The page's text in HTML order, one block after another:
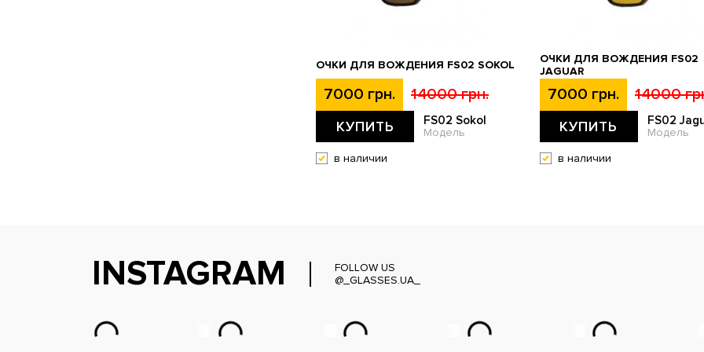
ОЧКИ ДЛЯ ВОЖДЕНИЯ FS02 SOKOL
7000 грн. 14000 грн.
КУПИТЬ FS02 Sokol
Модель
в наличии
ОЧКИ ДЛЯ ВОЖДЕНИЯ FS02
JAGUAR
7000 грн. 14000
КУПИТЬ FS02
Модель
в наличии
INSTAGRAM
FOLLOW US
@_GLASSES.UA_